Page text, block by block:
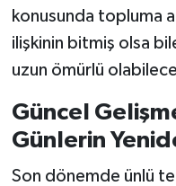
konusunda topluma
ilişkinin bitmiş olsa
uzun ömürlü
Güncel
Günlerin
Son dönemde ünlü